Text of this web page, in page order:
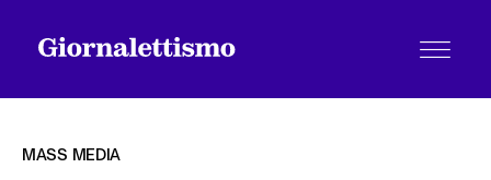
MASS MEDIA